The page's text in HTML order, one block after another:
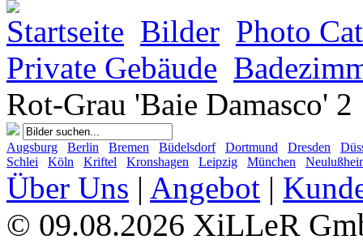
Startseite Bilder Photo
Private Gebäude
Rot-Grau 'Baie Damasco' 2
Augsburg Berlin Bremen Büdelsdorf Dortmund Dresden
Schlei
Köln Kriftel Kronshagen Leipzig München
Über Uns | Angebot |
© 09.08.2026 XiLLeR